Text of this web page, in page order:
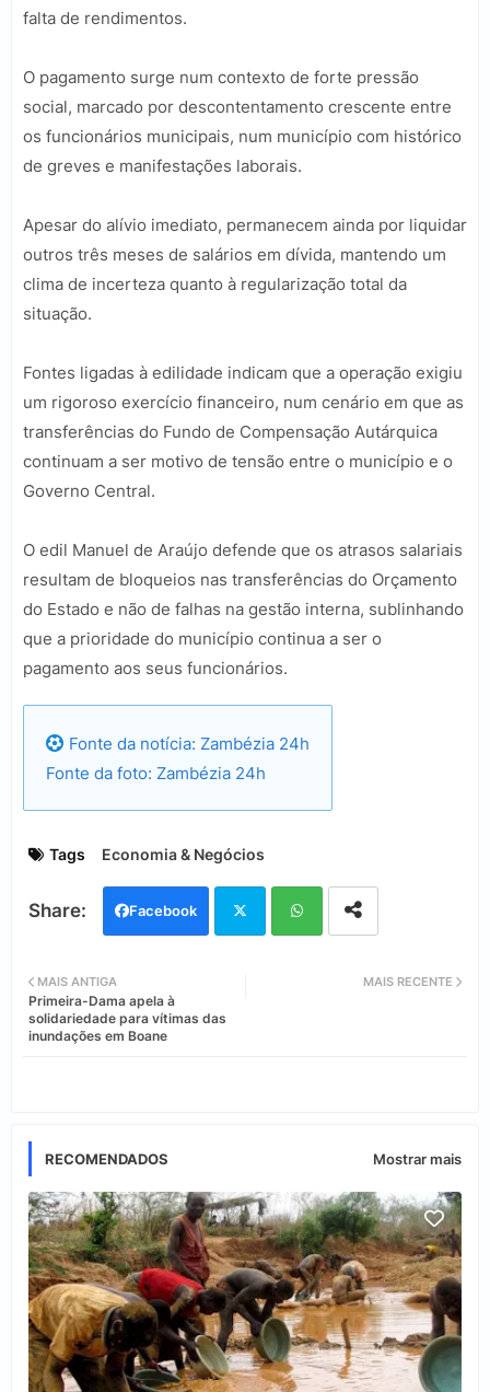
falta de rendimentos.
O pagamento surge num contexto de forte pressão
social, marcado por descontentamento crescente entre
os funcionários municipais, num município com histórico
de greves e manifestações laborais.
Apesar do alívio imediato, permanecem ainda por liquidar
outros três meses de salários em dívida, mantendo um
clima de incerteza quanto à regularização total da
situação.
Fontes ligadas à edilidade indicam que a operação exigiu
um rigoroso exercício financeiro, num cenário em que as
transferências do Fundo de Compensação Autárquica
continuam a ser motivo de tensão entre o município e o
Governo Central.
O edil Manuel de Araújo defende que os atrasos salariais
resultam de bloqueios nas transferências do Orçamento
do Estado e não de falhas na gestão interna, sublinhando
que a prioridade do município continua a ser o
pagamento aos seus funcionários.
Fonte da notícia: Zambézia 24h
Fonte da foto: Zambézia 24h
Tags Economia & Negócios
Facebook
MAIS RECENTE
MAIS ANTIGA
Primeira-Dama apela à
solidariedade para vítimas das
inundações em Boane
RECOMENDADOS Mostrar mais